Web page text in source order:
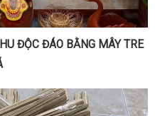
ĐỘC ĐÁO BẰNG MÂY TRE